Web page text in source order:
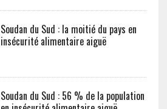
Soudan du Sud : la moitié du pays en
insécurité alimentaire aiguë
Soudan du Sud : 56 % de la population